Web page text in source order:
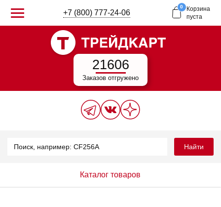
+7 (800) 777-24-06
0
Корзина
пуста
21606
Заказов отгружено
Найти
Каталог товаров